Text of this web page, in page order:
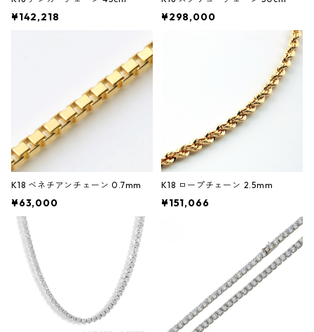
¥142,218 ¥298,000
K18 ベネチアンチェーン 0.7mm
¥63,000
K18 ロープチェーン 2.5mm
¥151,066